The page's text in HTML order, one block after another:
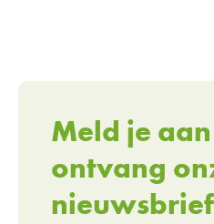
Meld je
ontvang